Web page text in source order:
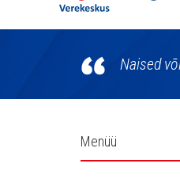
Põhja-
Verekeskus
Naised
Külgpaani
Menüü